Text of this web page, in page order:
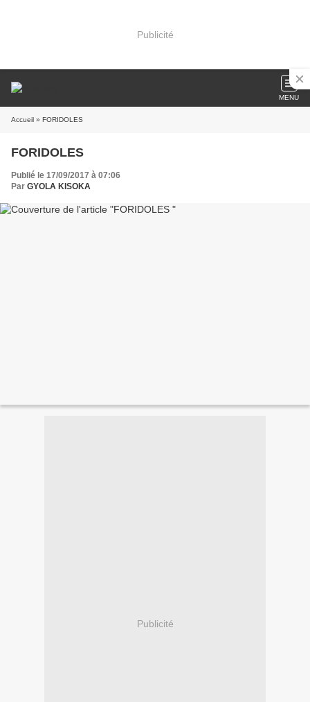
Publicité
MENU
Accueil » FORIDOLES
FORIDOLES
Publié le 17/09/2017 à 07:06
Par GYOLA KISOKA
Publicité